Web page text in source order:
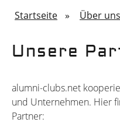
Startseite » Über uns
Unsere
alumni-clubs.net
und Unternehmen. Hier
Partner: